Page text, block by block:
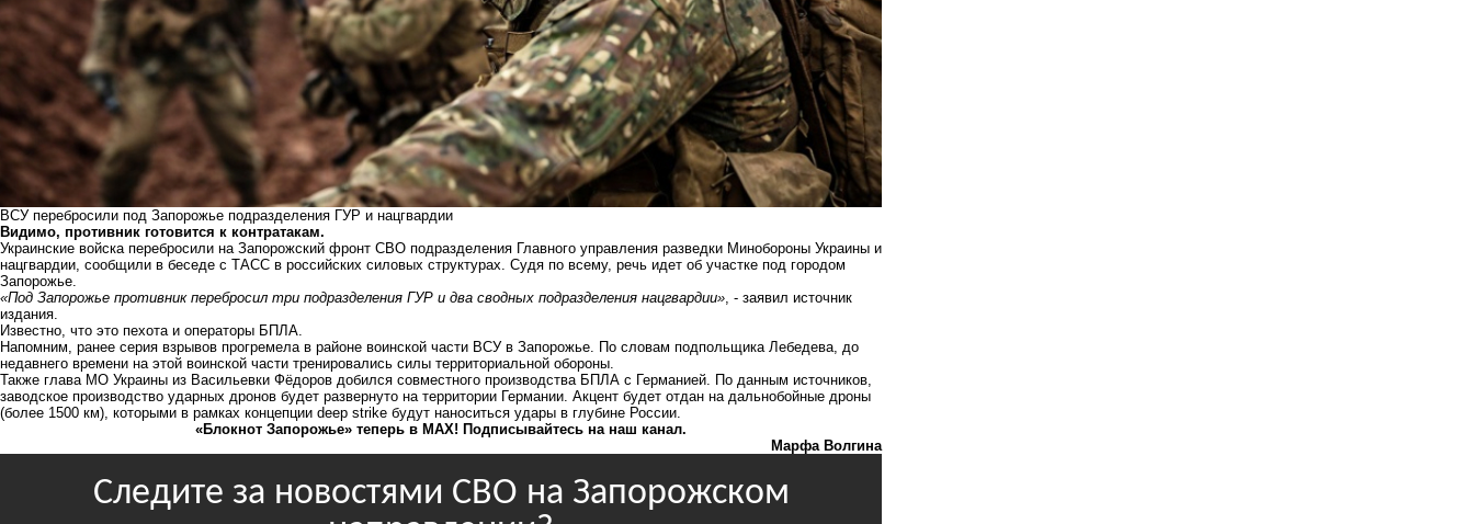
ВСУ перебросили под Запорожье подразделения ГУР и нацгвардии
Видимо, противник готовится к контратакам.
Украинские войска перебросили на Запорожский фронт СВО подразделения Главного управления разведки Минобороны Украины и
нацгвардии, сообщили в беседе с ТАСС в российских силовых структурах. Судя по всему, речь идет об участке под городом
Запорожье.
«Под Запорожье противник перебросил три подразделения ГУР и два сводных подразделения нацгвардии», - заявил источник
издания.
Известно, что это пехота и операторы БПЛА.
Напомним, ранее серия взрывов прогремелав районе воинской части ВСУ в Запорожье. По словам подпольщика Лебедева, до
недавнего времени на этой воинской части тренировались силы территориальной обороны.
Также глава МО Украины из Васильевки Фёдоров добился совместного производства БПЛА с Германией. По данным источников,
заводское производство ударных дронов будет развернуто на территории Германии. Акцент будет отдан на дальнобойные дроны
(более 1500 км), которыми в рамках концепции deep strike будут наноситься удары в глубине России.
«Блокнот Запорожье» теперь в MAX! Подписывайтесь на наш канал.
Марфа Волгина